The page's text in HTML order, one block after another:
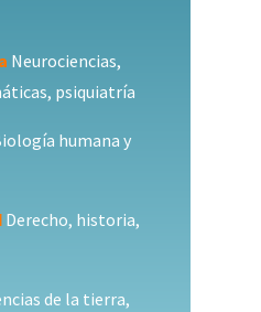
Neurociencias,
psiquiatría
humana y
Derecho, historia,
de la tierra,